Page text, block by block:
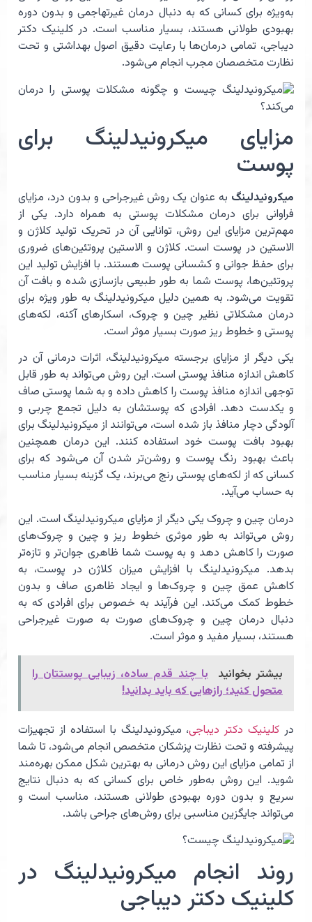
به‌ویژه برای کسانی که به دنبال درمان غیرتهاجمی و بدون دوره
بهبودی طولانی هستند، بسیار مناسب است. در کلینیک دکتر
دیباجی، تمامی درمان‌ها با رعایت دقیق اصول بهداشتی و تحت
نظارت متخصصان مجرب انجام می‌شود.
مزایای میکرونیدلینگ برای
پوست
میکرونیدلینگ به عنوان یک روش غیرجراحی و بدون درد، مزایای
فراوانی برای درمان مشکلات پوستی به همراه دارد. یکی از
مهم‌ترین مزایای این روش، توانایی آن در تحریک تولید کلاژن و
الاستین در پوست است. کلاژن و الاستین پروتئین‌های ضروری
برای حفظ جوانی و کشسانی پوست هستند. با افزایش تولید این
پروتئین‌ها، پوست شما به طور طبیعی بازسازی شده و بافت آن
تقویت می‌شود. به همین دلیل میکرونیدلینگ به طور ویژه برای
درمان مشکلاتی نظیر چین و چروک، اسکارهای آکنه، لکه‌های
پوستی و خطوط ریز صورت بسیار موثر است.
یکی دیگر از مزایای برجسته میکرونیدلینگ، اثرات درمانی آن در
کاهش اندازه منافذ پوستی است. این روش می‌تواند به طور قابل
توجهی اندازه منافذ پوست را کاهش داده و به شما پوستی صاف
و یکدست دهد. افرادی که پوستشان به دلیل تجمع چربی و
آلودگی دچار منافذ باز شده است، می‌توانند از میکرونیدلینگ برای
بهبود بافت پوست خود استفاده کنند. این درمان همچنین
باعث بهبود رنگ پوست و روشن‌تر شدن آن می‌شود که برای
کسانی که از لکه‌های پوستی رنج می‌برند، یک گزینه بسیار مناسب
به حساب می‌آید.
درمان چین و چروک یکی دیگر از مزایای میکرونیدلینگ است. این
روش می‌تواند به طور موثری خطوط ریز و چین و چروک‌های
صورت را کاهش دهد و به پوست شما ظاهری جوان‌تر و تازه‌تر
بدهد. میکرونیدلینگ با افزایش میزان کلاژن در پوست، به
کاهش عمق چین و چروک‌ها و ایجاد ظاهری صاف و بدون
خطوط کمک می‌کند. این فرآیند به خصوص برای افرادی که به
دنبال درمان چین و چروک‌های صورت به صورت غیرجراحی
هستند، بسیار مفید و موثر است.
بیشتر بخوانید
با چند قدم ساده، زیبایی پوستتان را
متحول کنید؛ رازهایی که باید بدانید!
در کلینیک دکتر دیباجی، میکرونیدلینگ با استفاده از تجهیزات
پیشرفته و تحت نظارت پزشکان متخصص انجام می‌شود، تا شما
از تمامی مزایای این روش درمانی به بهترین شکل ممکن بهره‌مند
شوید. این روش به‌طور خاص برای کسانی که به دنبال نتایج
سریع و بدون دوره بهبودی طولانی هستند، مناسب است و
می‌تواند جایگزین مناسبی برای روش‌های جراحی باشد.
روند انجام میکرونیدلینگ در
کلینیک دکتر دیباجی